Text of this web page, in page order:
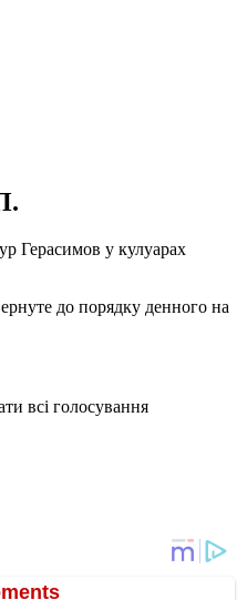
Герасимов у кулуарах
до порядку денного на
всі голосування